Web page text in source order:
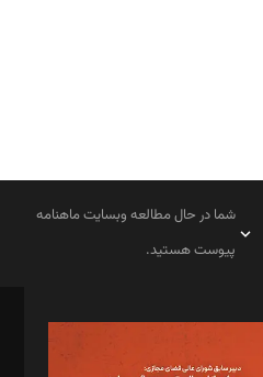
شما در حال مطالعه وبسایت ماهنامه
پیوست هستید.